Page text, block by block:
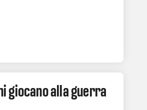
giocano alla guerra